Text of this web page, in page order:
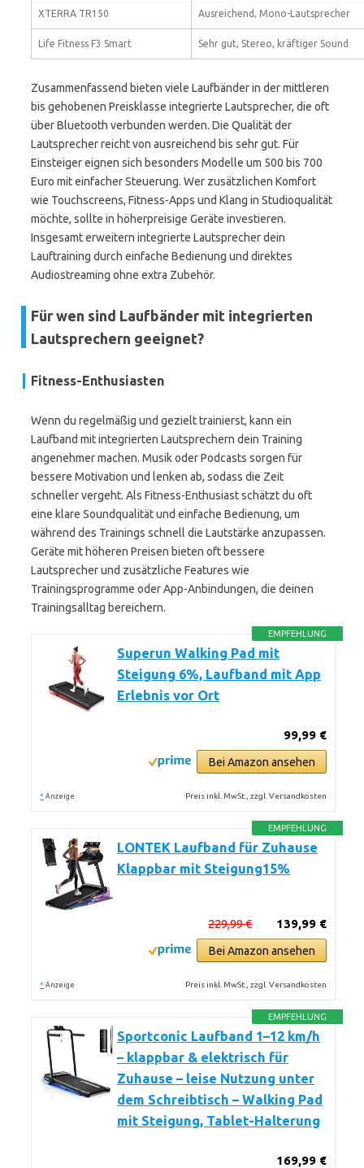
XTERRA TR150 Ausreichend, Mono-Lautsprecher
Life Fitness F3 Smart Sehr gut, Stereo, kräftiger Sound
Zusammenfassend bieten viele Laufbänder in der mittleren
bis gehobenen Preisklasse integrierte Lautsprecher, die oft
über Bluetooth verbunden werden. Die Qualität der
Lautsprecher reicht von ausreichend bis sehr gut. Für
Einsteiger eignen sich besonders Modelle um 500 bis 700
Euro mit einfacher Steuerung. Wer zusätzlichen Komfort
wie Touchscreens, Fitness-Apps und Klang in Studioqualität
möchte, sollte in höherpreisige Geräte investieren.
Insgesamt erweitern integrierte Lautsprecher dein
Lauftraining durch einfache Bedienung und direktes
Audiostreaming ohne extra Zubehör.
Für wen sind Laufbänder mit integrierten
Lautsprechern geeignet?
Fitness-Enthusiasten
Wenn du regelmäßig und gezielt trainierst, kann ein
Laufband mit integrierten Lautsprechern dein Training
angenehmer machen. Musik oder Podcasts sorgen für
bessere Motivation und lenken ab, sodass die Zeit
schneller vergeht. Als Fitness-Enthusiast schätzt du oft
eine klare Soundqualität und einfache Bedienung, um
während des Trainings schnell die Lautstärke anzupassen.
Geräte mit höheren Preisen bieten oft bessere
Lautsprecher und zusätzliche Features wie
Trainingsprogramme oder App-Anbindungen, die deinen
Trainingsalltag bereichern.
EMPFEHLUNG
Superun Walking Pad mit
Steigung 6%, Laufband mit App
Erlebnis vor Ort
99,99 €
Bei Amazon ansehen
* Anzeige Preis inkl. MwSt., zzgl. Versandkosten
EMPFEHLUNG
LONTEK Laufband für Zuhause
Klappbar mit Steigung15%
139,99 €
229,99 €
Bei Amazon ansehen
* Anzeige Preis inkl. MwSt., zzgl. Versandkosten
EMPFEHLUNG
Sportconic Laufband 1–12 km/h
– klappbar & elektrisch für
Zuhause – leise Nutzung unter
dem Schreibtisch – Walking Pad
mit Steigung, Tablet-Halterung
169,99 €